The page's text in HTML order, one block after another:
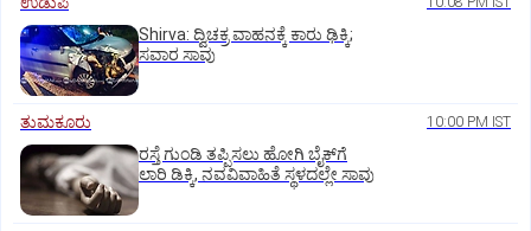
Shirva: ದ್ವಿಚಕ್ರ ವಾಹನಕ್ಕೆ ಕಾರು ಢಿಕ್ಕಿ;
ಸವಾರ ಸಾವು
ತುಮಕೂರು 10:00 PM IST
ರಸ್ತೆ ಗುಂಡಿ ತಪ್ಪಿಸಲು ಹೋಗಿ ಬೈಕ್‌ಗೆ
ಲಾರಿ ಡಿಕ್ಕಿ, ನವವಿವಾಹಿತೆ ಸ್ಥಳದಲ್ಲೇ ಸಾವು